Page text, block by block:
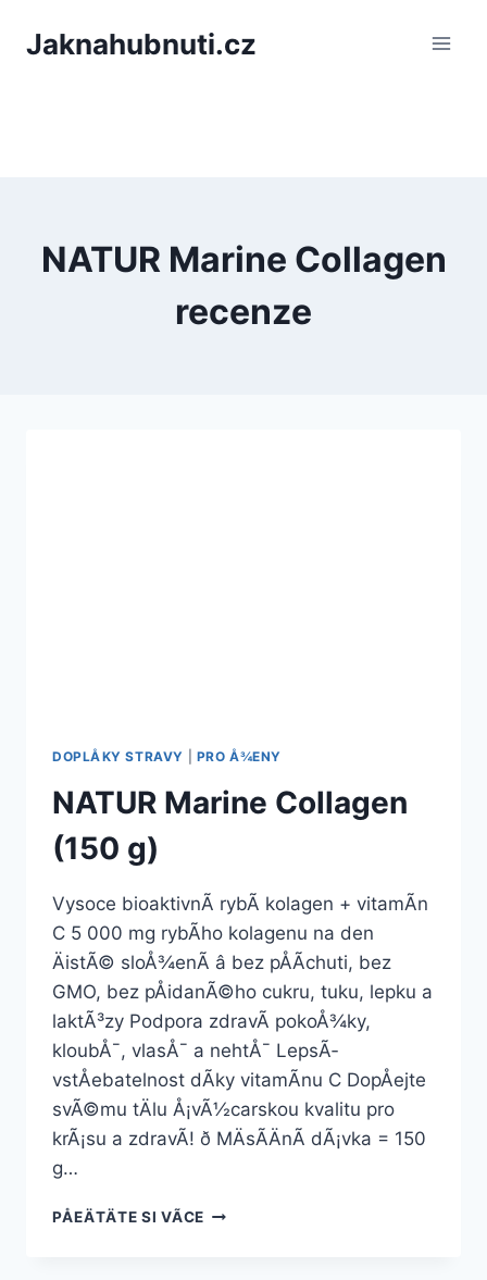
Jaknahubnuti.cz
NATUR Marine Collagen
recenze
DOPLÅKY STRAVY PRO Å¾ENY
NATUR Marine Collagen
(150 g)
Vysoce bioaktivnÃ­ rybÃ­ kolagen + vitamÃ­n
C 5 000 mg rybÃ­ho kolagenu na den
ÄistÃ© sloÅ¾enÃ­ â bez pÅÃ­chuti, bez
GMO, bez pÅidanÃ©ho cukru, tuku, lepku a
laktÃ³zy Podpora zdravÃ­ pokoÅ¾ky,
kloubÅ¯, vlasÅ¯ a nehtÅ¯ LepsÃ­
vstÅebatelnost dÃ­ky vitamÃ­nu C DopÅejte
svÃ©mu tÄlu Å¡vÃ½carskou kvalitu pro
krÃ¡su a zdravÃ­! ð MÄsÃ­ÄnÃ­ dÃ¡vka = 150
g…
PÅEÄTÄTE SI VÃ­CENATUR